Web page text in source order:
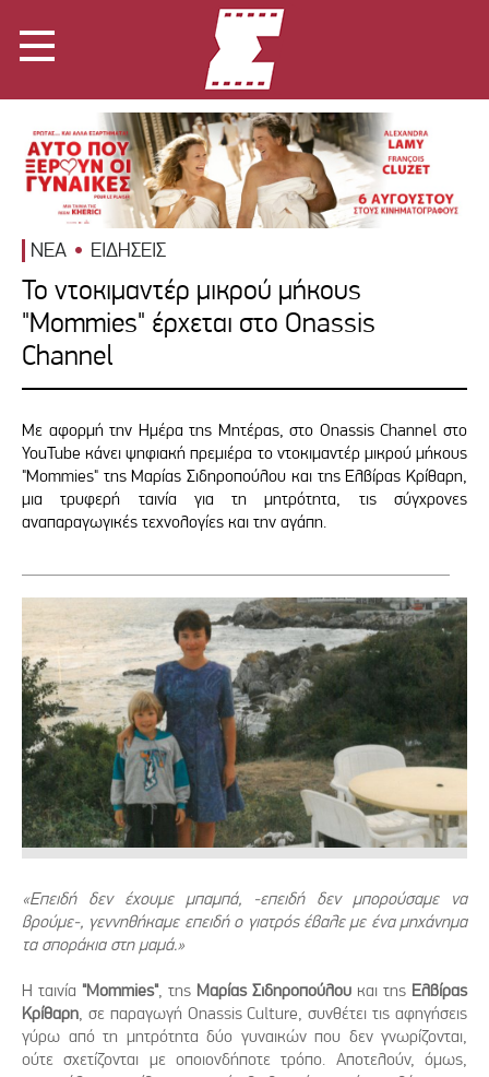
ΝΕΑ ΕΙΔΗΣΕΙΣ
Το ντοκιμαντέρ μικρού μήκους
"Mommies" έρχεται στο Onassis
Channel
Με αφορμή την Ημέρα της Μητέρας, στο Onassis Channel στο
YouTube κάνει ψηφιακή πρεμιέρα το ντοκιμαντέρ μικρού μήκους
"Mommies" της Μαρίας Σιδηροπούλου και της Ελβίρας Κρίθαρη,
μια τρυφερή ταινία για τη μητρότητα, τις σύγχρονες
αναπαραγωγικές τεχνολογίες και την αγάπη.
«Επειδή δεν έχουμε μπαμπά, -επειδή δεν μπορούσαμε να
βρούμε-, γεννηθήκαμε επειδή ο γιατρός έβαλε με ένα μηχάνημα
τα σποράκια στη μαμά.»
Η ταινία "Mommies", της Μαρίας Σιδηροπούλου και της Ελβίρας
Κρίθαρη, σε παραγωγή Onassis Culture, συνθέτει τις αφηγήσεις
γύρω από τη μητρότητα δύο γυναικών που δεν γνωρίζονται,
ούτε σχετίζονται με οποιονδήποτε τρόπο. Αποτελούν, όμως,